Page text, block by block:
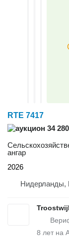
RTE 7417
34
ангар
2026
Нидерланды,
8 лет на